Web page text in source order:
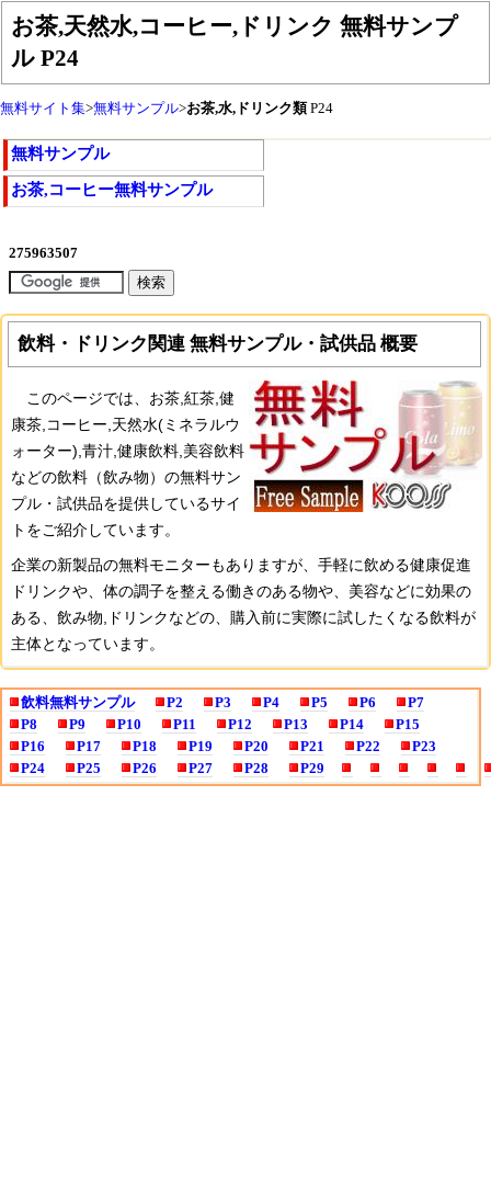
お茶,天然水,コーヒー,ドリンク 無料サンプ
ル P24
無料サイト集>無料サンプル>お茶,水,ドリンク類P24
無料サンプル
お茶,コーヒー無料サンプル
飲料・ドリンク関連 無料サンプル・試供品 概要
このページでは、お茶,紅茶,健
康茶,コーヒー,天然水(ミネラルウ
ォーター),青汁,健康飲料,美容飲料
などの飲料（飲み物）の無料サン
プル・試供品を提供しているサイ
トをご紹介しています。
企業の新製品の無料モニターもありますが、手軽に飲める健康促進
ドリンクや、体の調子を整える働きのある物や、美容などに効果の
ある、飲み物,ドリンクなどの、購入前に実際に試したくなる飲料が
主体となっています。
飲料無料サンプル P2 P3 P4 P5 P6
P7
P8
P9 P10 P11 P12 P13 P14
P15
P16
P17 P18 P19 P20 P21 P22
P23
P24
P25 P26 P27 P28 P29